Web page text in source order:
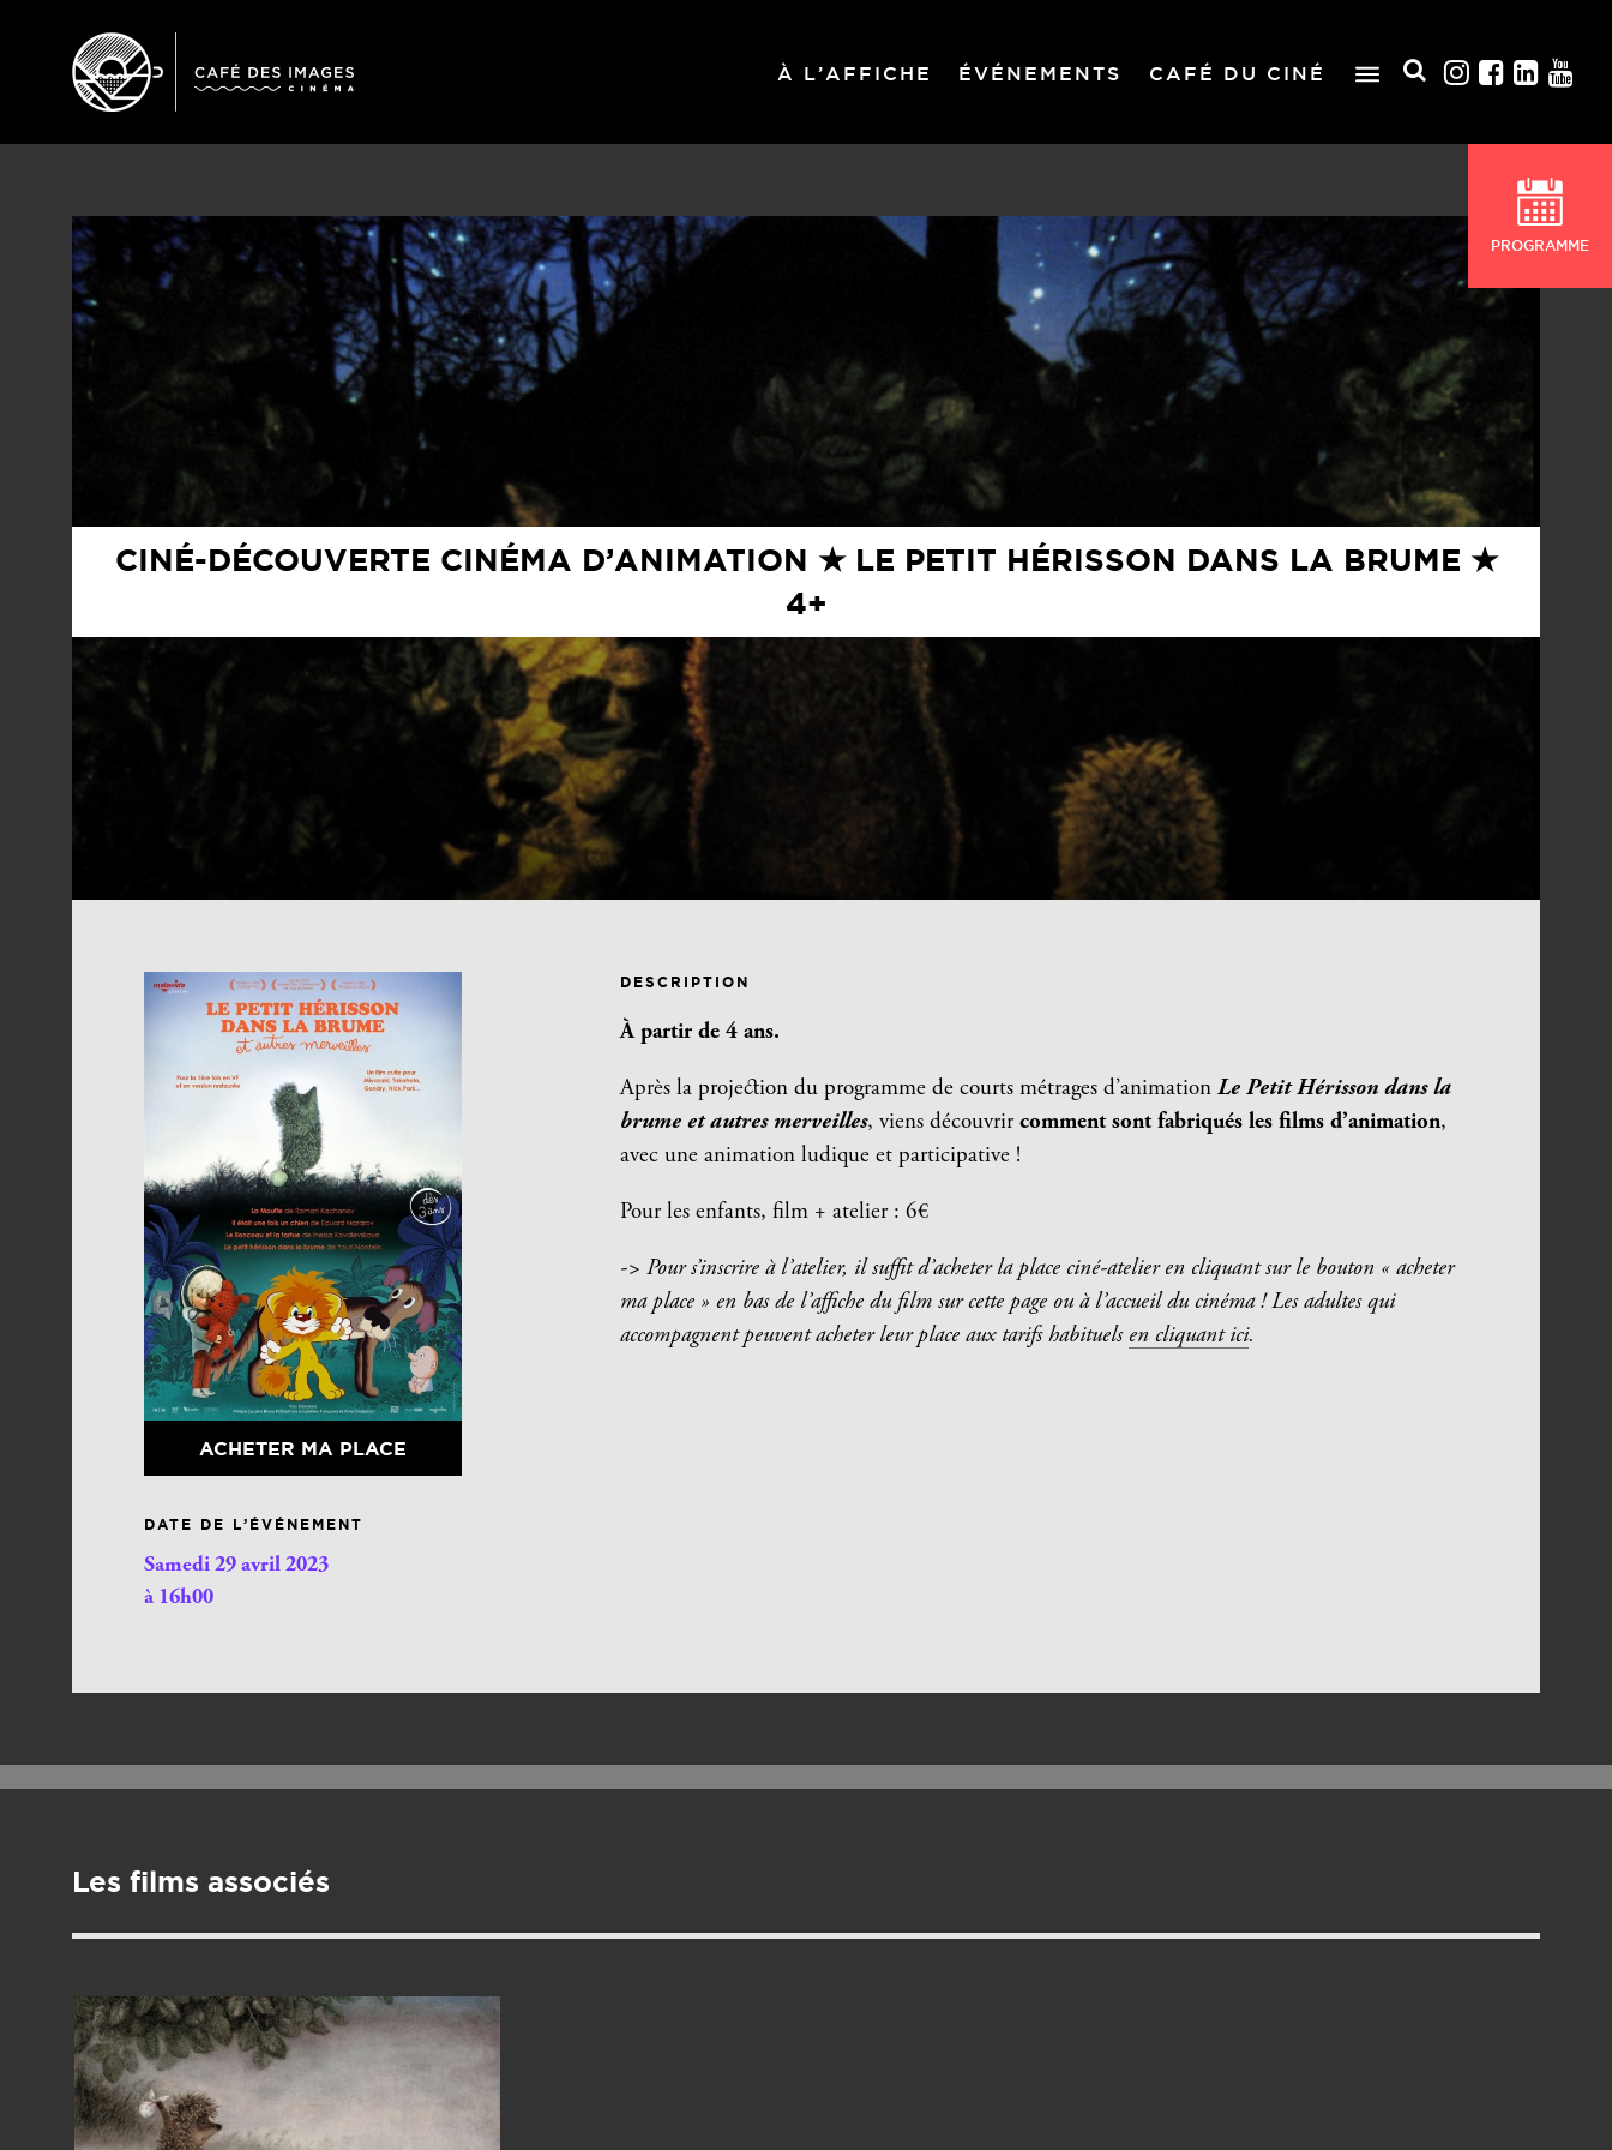
À L’AFFICHE ÉVÉNEMENTS CAFÉ DU CINÉ
PROGRAMME
CINÉ-DÉCOUVERTE CINÉMA D’ANIMATION ★ LE PETIT HÉRISSON DANS LA BRUME ★
4+
ACHETER MA PLACE
DATE DE L’ÉVÉNEMENT
Samedi 29 avril 2023
à 16h00
DESCRIPTION
À partir de 4 ans.
Après la projection du programme de courts métrages d’animationLe Petit Hérisson dans la
brume et autres merveilles, viens découvrircomment sont fabriqués les films d’animation,
avec une animation ludique et participative !
Pour les enfants, film + atelier : 6€
-> Pour s’inscrire à l’atelier, il suffit d’acheter la place ciné-atelier en cliquant sur le bouton « acheter
ma place » en bas de l’affiche du film sur cette page ou à l’accueil du cinéma ! Les adultes qui
accompagnent peuvent acheter leur place aux tarifs habituels en cliquant ici.
Les films associés